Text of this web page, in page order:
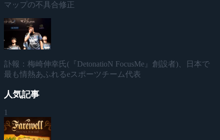
マップの不具合修正
訃報：梅崎伸幸氏(『DetonatioN FocusMe』創設者)、日本で
最も情熱あふれるeスポーツチーム代表
人気記事
1